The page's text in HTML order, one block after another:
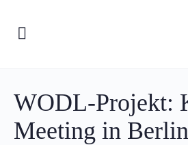
WODL-Projekt:
Meeting in Berlin